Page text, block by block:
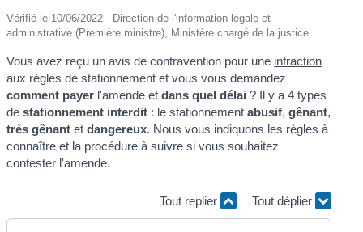
Vérifié le 10/06/2022 - Direction de l'information légale et
administrative (Première ministre), Ministère chargé de la justice
Vous avez reçu un avis de contravention pour une infraction
aux règles de stationnement et vous vous demandez
comment payer l'amende et dans quel délai ? Il y a 4 types
destationnement interdit : le stationnementabusif,gênant,
très gênant etdangereux. Nous vous indiquons les règles à
connaître et la procédure à suivre si vous souhaitez
contester l'amende.
Tout replier Tout déplier